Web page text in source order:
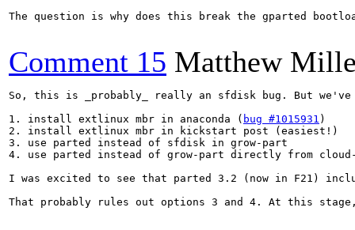
The question is why does this break the gparted
Comment 15 Matthew
So, this is _probably_ really an sfdisk bug. But
1. install extlinux mbr in anaconda ( bug #1015931 )
2. install extlinux mbr in kickstart post (easiest!)
3. use parted instead of sfdisk in grow-part
4. use parted instead of grow-part directly from
I was excited to see that parted 3.2 (now in F21)
That probably rules out options 3 and 4. At this